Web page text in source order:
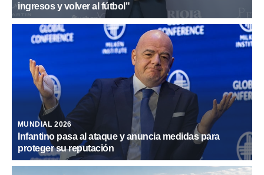
ingresos y volver al fútbol"
MUNDIAL 2026
Infantino pasa al ataque y anuncia medidas para
proteger su reputación